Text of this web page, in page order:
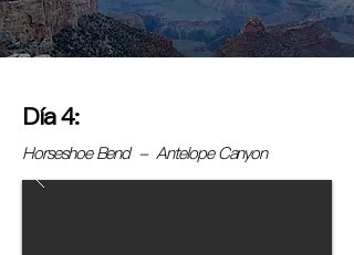
Día 4:
Horseshoe Bend - Antelope Canyon